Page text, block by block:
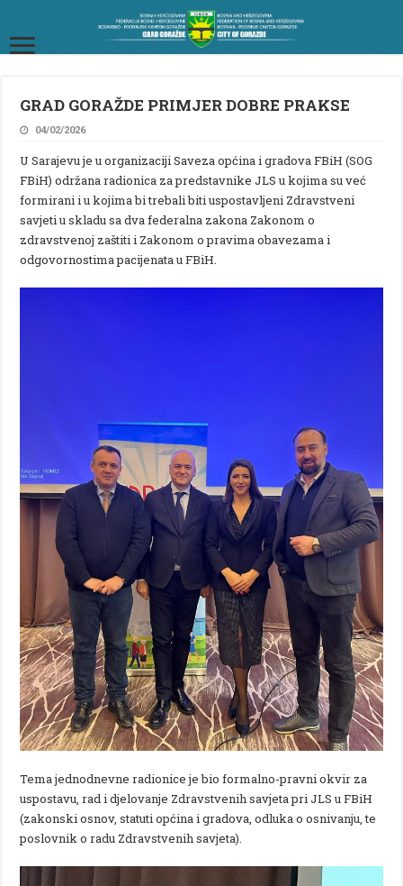
GRAD GORAŽDE PRIMJER DOBRE PRAKSE
04/02/2026
U Sarajevu je u organizaciji Saveza općina i gradova FBiH (SOG
FBiH) održana radionica za predstavnike JLS u kojima su već
formirani i u kojima bi trebali biti uspostavljeni Zdravstveni
savjeti u skladu sa dva federalna zakona Zakonom o
zdravstvenoj zaštiti i Zakonom o pravima obavezama i
odgovornostima pacijenata u FBiH.
Tema jednodnevne radionice je bio formalno-pravni okvir za
uspostavu, rad i djelovanje Zdravstvenih savjeta pri JLS u FBiH
(zakonski osnov, statuti općina i gradova, odluka o osnivanju, te
poslovnik o radu Zdravstvenih savjeta).